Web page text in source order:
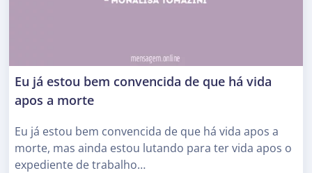
Eu já estou bem convencida de que há vida
apos a morte
Eu já estou bem convencida de que há vida apos a
morte, mas ainda estou lutando para ter vida apos o
expediente de trabalho…